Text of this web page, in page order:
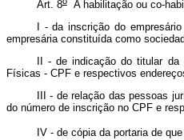
Art. 8 A habilitação ou co-
I - da inscrição do
empresária constituída como
II - de indicação do titular
Físicas - CPF e respectivos
III - de relação das pessoas
do número de inscrição no CPF e
IV - de cópia da portaria de